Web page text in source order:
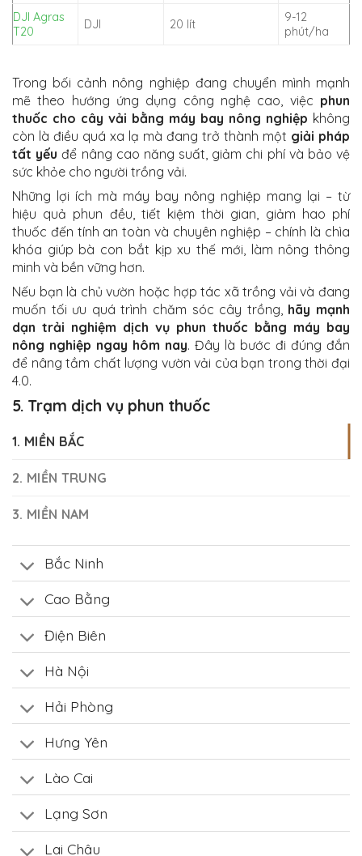
DJI Agras
T20
DJI 20 lít
9-12
phút/ha
Trong bối cảnh nông nghiệp đang chuyển mình mạnh
mẽ theo hướng ứng dụng công nghệ cao, việc phun
thuốc cho cây vải bằng máy bay nông nghiệp không
còn là điều quá xa lạ mà đang trở thành một giải pháp
tất yếu để nâng cao năng suất, giảm chi phí và bảo vệ
sức khỏe cho người trồng vải.
Những lợi ích mà máy bay nông nghiệp mang lại – từ
hiệu quả phun đều, tiết kiệm thời gian, giảm hao phí
thuốc đến tính an toàn và chuyên nghiệp – chính là chìa
khóa giúp bà con bắt kịp xu thế mới, làm nông thông
minh và bền vững hơn.
Nếu bạn là chủ vườn hoặc hợp tác xã trồng vải và đang
muốn tối ưu quá trình chăm sóc cây trồng, hãy mạnh
dạn trải nghiệm dịch vụ phun thuốc bằng máy bay
nông nghiệp ngay hôm nay. Đây là bước đi đúng đắn
để nâng tầm chất lượng vườn vải của bạn trong thời đại
4.0.
5. Trạm dịch vụ phun thuốc
1. MIỀN BẮC
2. MIỀN TRUNG
3. MIỀN NAM
Bắc Ninh
Cao Bằng
Điện Biên
Hà Nội
Hải Phòng
Hưng Yên
Lào Cai
Lạng Sơn
Lai Châu